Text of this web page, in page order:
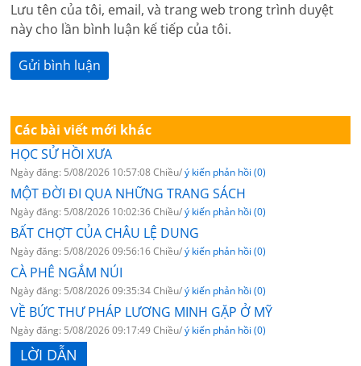
Lưu tên của tôi, email, và trang web trong trình duyệt
này cho lần bình luận kế tiếp của tôi.
Các bài viết mới khác
HỌC SỬ HỒI XƯA
Ngày đăng: 5/08/2026 10:57:08 Chiều/ý kiến phản hồi (0)
MỘT ĐỜI ĐI QUA NHỮNG TRANG SÁCH
Ngày đăng: 5/08/2026 10:02:36 Chiều/ý kiến phản hồi (0)
BẤT CHỢT CỦA CHÂU LỆ DUNG
Ngày đăng: 5/08/2026 09:56:16 Chiều/ý kiến phản hồi (0)
CÀ PHÊ NGẮM NÚI
Ngày đăng: 5/08/2026 09:35:34 Chiều/ý kiến phản hồi (0)
VỀ BỨC THƯ PHÁP LƯƠNG MINH GẶP Ở MỸ
Ngày đăng: 5/08/2026 09:17:49 Chiều/ý kiến phản hồi (0)
LỜI DẪN